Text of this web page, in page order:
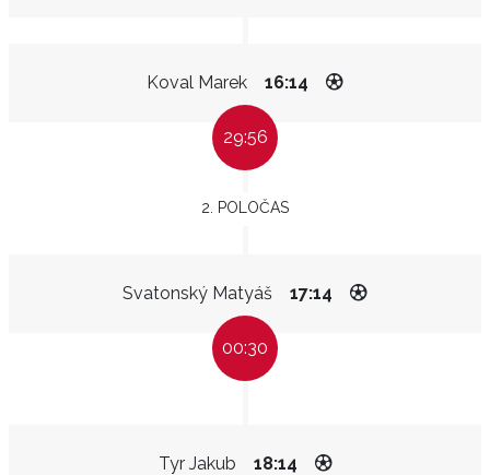
Koval Marek 16:14
29:56
2. POLOČAS
Svatonský Matyáš 17:14
00:30
Tyr Jakub 18:14